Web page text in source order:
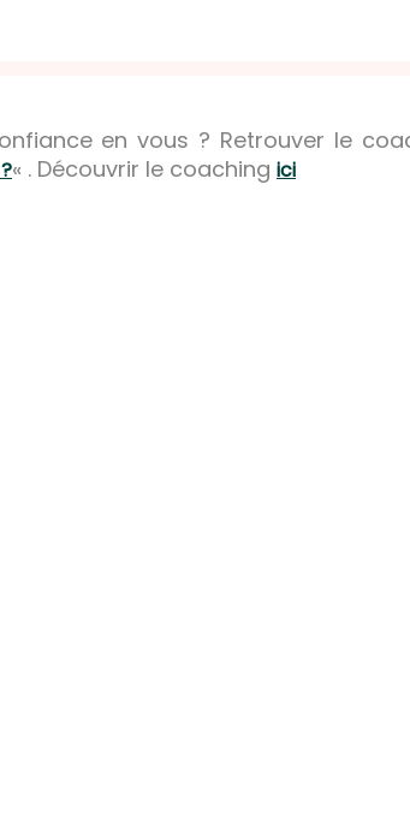
en vous ? Retrouver le
« . Découvrir le coaching ici